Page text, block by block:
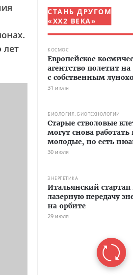
лет
СТАНЬ ДРУГОМ
«XX2 ВЕКА»
КОСМОС
Европейское
агентство полетит
с собственным
31 июля
БИОЛОГИЯ, БИОТЕХНОЛОГИИ
Старые стволовые
могут снова работать
молодые, но есть
30 июля
ЭНЕРГЕТИКА
Итальянский
лазерную передачу
на орбите
29 июля